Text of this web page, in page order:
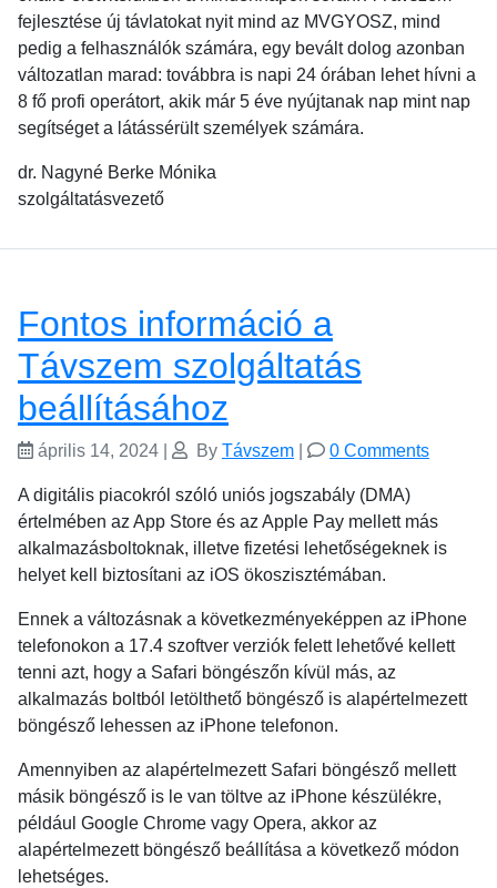
fejlesztése új távlatokat nyit mind az MVGYOSZ, mind
pedig a felhasználók számára, egy bevált dolog azonban
változatlan marad: továbbra is napi 24 órában lehet hívni a
8 fő profi operátort, akik már 5 éve nyújtanak nap mint nap
segítséget a látássérült személyek számára.
dr. Nagyné Berke Mónika
szolgáltatásvezető
Fontos információ a
Távszem szolgáltatás
beállításához
április 14, 2024 By Távszem 0 Comments
A digitális piacokról szóló uniós jogszabály (DMA)
értelmében az App Store és az Apple Pay mellett más
alkalmazásboltoknak, illetve fizetési lehetőségeknek is
helyet kell biztosítani az iOS ökoszisztémában.
Ennek a változásnak a következményeképpen az iPhone
telefonokon a 17.4 szoftver verziók felett lehetővé kellett
tenni azt, hogy a Safari böngészőn kívül más, az
alkalmazás boltból letölthető böngésző is alapértelmezett
böngésző lehessen az iPhone telefonon.
Amennyiben az alapértelmezett Safari böngésző mellett
másik böngésző is le van töltve az iPhone készülékre,
például Google Chrome vagy Opera, akkor az
alapértelmezett böngésző beállítása a következő módon
lehetséges.